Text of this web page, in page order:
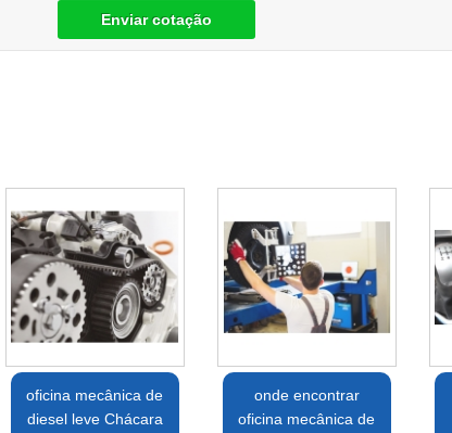
Enviar cotação
oficina mecânica de
diesel leve Chácara
onde encontrar
oficina mecânica de